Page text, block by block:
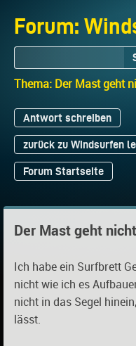
Forum:
Thema: Der Mast geht
Antwort schreiben
zurück zu Windsurfen
Forum Startseite
Der Mast geht
Ich habe ein Surfbrett
nicht wie ich es
nicht in das Segel
lässt.